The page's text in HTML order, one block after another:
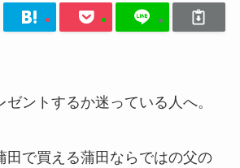
ントするか迷っている人へ。
田で買える蒲田ならではの父の